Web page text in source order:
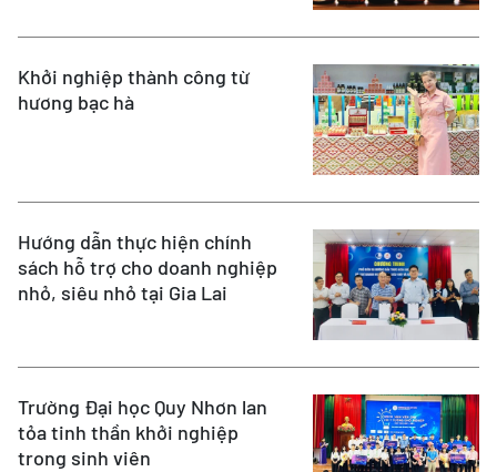
Khởi nghiệp thành công từ
hương bạc hà
Hướng dẫn thực hiện chính
sách hỗ trợ cho doanh nghiệp
nhỏ, siêu nhỏ tại Gia Lai
Trường Ðại học Quy Nhơn lan
tỏa tinh thần khởi nghiệp
trong sinh viên